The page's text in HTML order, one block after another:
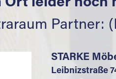
Ort leider noch
Partner:
STARKE
Leibnizstraße